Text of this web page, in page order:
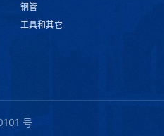
钢管
工具和其它
号